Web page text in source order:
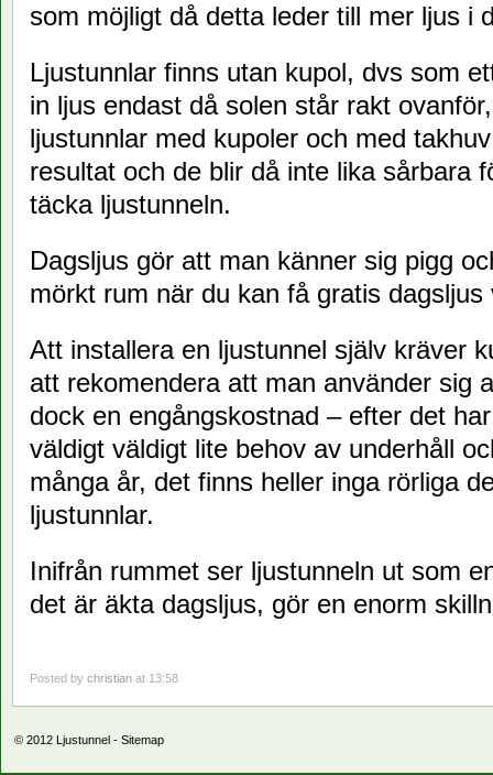
som möjligt då detta leder till mer ljus i
Ljustunnlar finns utan kupol, dvs som
in ljus endast då solen står rakt
ljustunnlar med kupoler och med
resultat och de blir då inte lika sårbara
täcka ljustunneln.
Dagsljus gör att man känner sig pigg
mörkt rum när du kan få gratis dagsljus
Att installera en ljustunnel själv kräver
att rekomendera att man använder sig
dock en engångskostnad – efter det
väldigt väldigt lite behov av underhåll
många år, det finns heller inga rörliga
ljustunnlar.
Inifrån rummet ser ljustunneln ut som
det är äkta dagsljus, gör en enorm
Posted by christian at 13:58
© 2012 Ljustunnel - Sitemap